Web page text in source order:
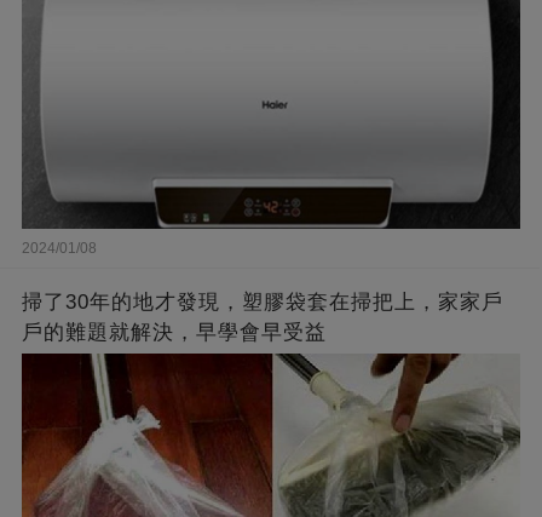
2024/01/08
掃了30年的地才發現，塑膠袋套在掃把上，家家戶
戶的難題就解決，早學會早受益